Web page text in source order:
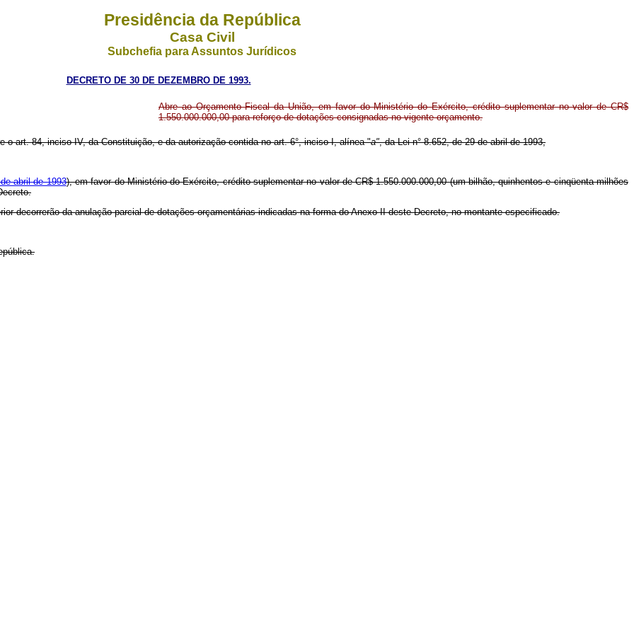
Presidência da República
Casa Civil
Subchefia para Assuntos Jurídicos
DECRETO DE 30 DE DEZEMBRO DE 1993.
Abre ao Orçamento Fiscal da União, em favor do Ministério do Exército, crédito suplementar no valor de CR$
1.550.000.000,00 para reforço de dotações consignadas no vigente orçamento.
o art. 84, inciso IV, da Constituição, e da autorização contida no art. 6°, inciso I, alínea "a", da Lei n° 8.652, de 29 de abril de 1993,
abril de 1993), em favor do Ministério do Exército, crédito suplementar no valor de CR$ 1.550.000.000,00 (um bilhão, quinhentos e cinqüenta milhões
decorrerão da anulação parcial de dotações orçamentárias indicadas na forma do Anexo II deste Decreto, no montante especificado.